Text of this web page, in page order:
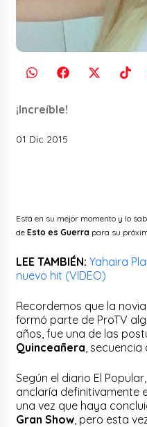
¡Increíble!
01 Dic 2015
Está en su mejor momento y lo
deEsto es Guerra para su
LEE TAMBIÉN: Yahaira
nuevo hit (VIDEO)
Recordemos que la
formó parte de ProTV
años, fue una de las
Quinceañera ,
Según el diario El
anclaría definitivamente
una vez que haya
Gran Show , pero esta